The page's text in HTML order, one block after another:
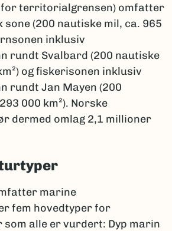
territorialgrensen) omfatter
(200 nautiske mil, ca. 965
inklusiv
rundt Svalbard (200 nautiske
og fiskerisonen inklusiv
rundt Jan Mayen (200
000 km²). Norske
dermed omlag 2,1 millioner
marine
fem hovedtyper for
alle er vurdert: Dyp marin